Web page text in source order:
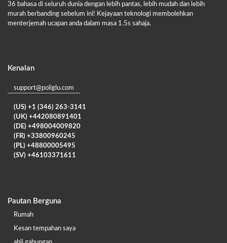
36 bahasa di seluruh dunia dengan lebih pantas, lebih mudah dan lebih
murah berbanding sebelum ini! Kejayaan teknologi membolehkan
menterjemah ucapan anda dalam masa 1.5s sahaja.
Kenalan
support@poliglu.com
(US) +1 (346) 263-3141
(UK) +442080891401
(DE) +498004009820
(FR) +33800960245
(PL) +48800005495
(SV) +46103371611
Pautan Berguna
Rumah
Kesan tempahan saya